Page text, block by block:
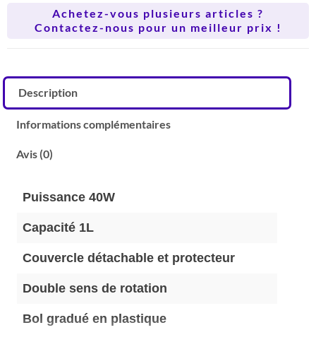
Achetez-vous plusieurs articles ?
Contactez-nous pour un meilleur prix !
Description
Informations complémentaires
Avis (0)
Puissance 40W
Capacité 1L
Couvercle détachable et protecteur
Double sens de rotation
Bol gradué en plastique